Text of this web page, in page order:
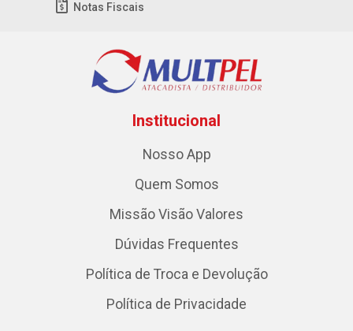
Notas Fiscais
Institucional
Nosso App
Quem Somos
Missão Visão Valores
Dúvidas Frequentes
Política de Troca e Devolução
Política de Privacidade